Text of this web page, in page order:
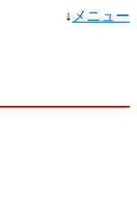
↓ メニュー